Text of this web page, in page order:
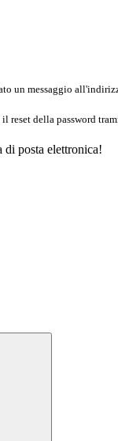
un messaggio
reset della password
di posta elettronica!